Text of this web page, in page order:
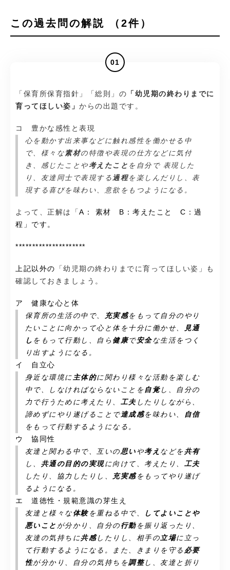
この過去問の解説 （2件）
01
「保育所保育指針」「総則」の 「幼児期の終わりまでに
育ってほしい姿」 からの出題です。
コ 豊かな感性と表現
心を動かす出来事などに触れ感性を働かせる中
で、様々な 素材の特徴や表現の仕方などに気付
き、感じたことや考えたこと を自分で 表現した
り、友達同士で表現する 過程を楽しんだりし、表
現する喜びを味わい、意欲をもつようになる。
よって、正解は「 A： 素材 B：考えたこと C：過
程」です。
*********************
上記以外の 「幼児期の終わりまでに育ってほしい姿」も
確認しておきましょう。
ア 健康な心と体
保育所の生活の中で、
充実感をもって自分のやり
たいことに向かって心と体を十分に働かせ、
見通
し をもって行動し、自ら 健康で安全な生活をつく
り出すようになる。
イ 自立心
身近な環境に 主体的に関わり様々な活動を楽しむ
中で、しなければならないことを 自覚 し、自分の
力で行うために考えたり、 工夫 したりしながら、
諦めずにやり遂げることで 達成感を味わい、
自信
をもって行動するようになる。
ウ 協同性
友達と関わる中で、互いの 思い や考え などを 共有
し、 共通の目的の実現に向けて、考えたり、 工夫
したり、協力したりし、
充実感をもってやり遂げ
るようになる。
エ 道徳性・規範意識の芽生え
友達と様々な 体験を重ねる中で、
してよいことや
悪いこと が分かり、自分の行動 を振り返ったり、
友達の気持ちに共感したりし、相手の 立場に立っ
て行動するようになる。また、きまりを守る 必要
性が分かり、自分の気持ちを調整し、友達と折り